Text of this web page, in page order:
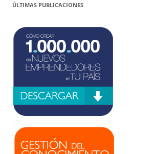
ÚLTIMAS PUBLICACIONES